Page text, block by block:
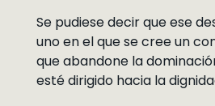
Se pudiese decir que ese
uno en el que se cree un
que abandone la
esté dirigido hacia la